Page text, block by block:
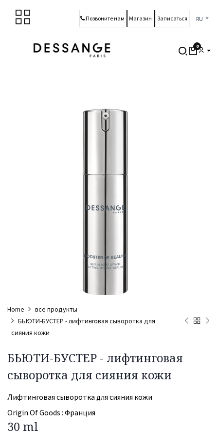
0
Позвоните нам Магазин Записаться RU
Home
все продукты
БЬЮТИ-БУСТЕР - лифтинговая сыворотка для
сияния кожи
БЬЮТИ-БУСТЕР - лифтинговая
сыворотка для сияния кожи
Лифтинговая сыворотка для сияния кожи
Origin Of Goods : Франция
30 ml